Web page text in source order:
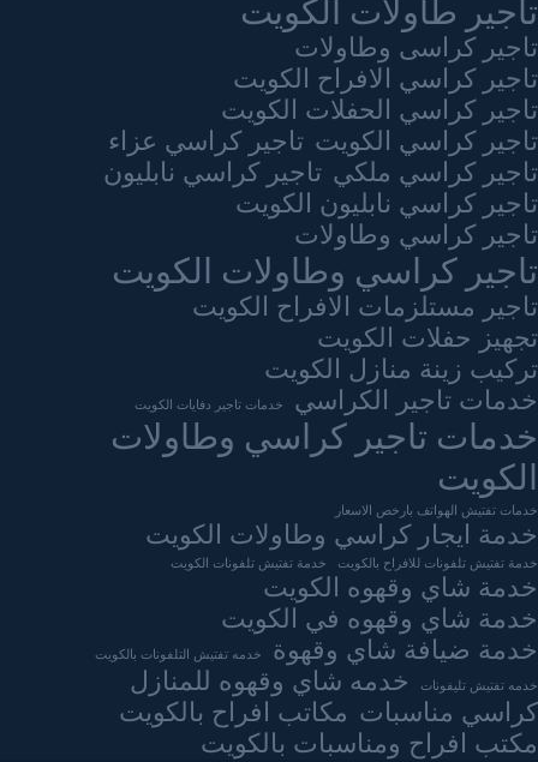
تاجير طاولات الكويت
تاجير كراسى وطاولات
تاجير كراسي الافراح الكويت
تاجير كراسي الحفلات الكويت
تاجير كراسي الكويت تاجير كراسي عزاء
تاجير كراسي ملكي تاجير كراسي نابليون
تاجير كراسي نابليون الكويت
تاجير كراسي وطاولات
تاجير كراسي وطاولات الكويت
تاجير مستلزمات الافراح الكويت
تجهيز حفلات الكويت
تركيب زينة منازل الكويت
خدمات تاجير الكراسي
خدمات تاجير دفايات الكويت
خدمات تاجير كراسي وطاولات
الكويت
خدمات تفتيش الهواتف بارخص الاسعار
خدمة ايجار كراسي وطاولات الكويت
خدمة تفتيش تلفونات للافراح بالكويت خدمة تفتيش تلفونات الكويت
خدمة شاي وقهوه الكويت
خدمة شاي وقهوه في الكويت
خدمة ضيافة شاي وقهوة
خدمه تفتيش التلفونات بالكويت
خدمه تفتيش تليفونات
خدمه شاي وقهوه للمنازل
كراسي مناسبات مكاتب افراح بالكويت
مكتب افراح ومناسبات بالكويت